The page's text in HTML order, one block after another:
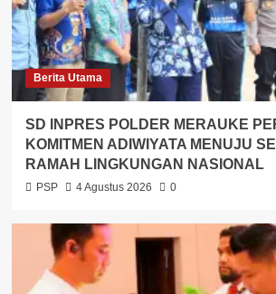
Berita Utama
SD INPRES POLDER MERAUKE
KOMITMEN ADIWIYATA MENUJU
RAMAH LINGKUNGAN NASIONAL
PSP 4 Agustus 2026 0